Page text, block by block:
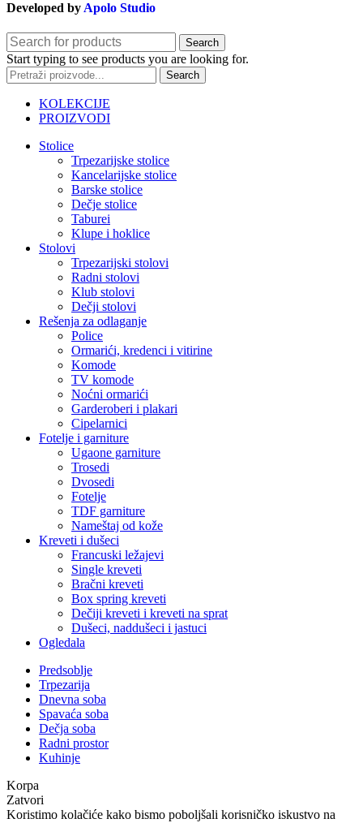
Developed by Apolo Studio
Search
Start typing to see products you are looking for.
Search
KOLEKCIJE
PROIZVODI
Stolice
Trpezarijske stolice
Kancelarijske stolice
Barske stolice
Dečje stolice
Taburei
Klupe i hoklice
Stolovi
Trpezarijski stolovi
Radni stolovi
Klub stolovi
Dečji stolovi
Rešenja za odlaganje
Police
Ormarići, kredenci i vitirine
Komode
TV komode
Noćni ormarići
Garderoberi i plakari
Cipelarnici
Fotelje i garniture
Ugaone garniture
Trosedi
Dvosedi
Fotelje
TDF garniture
Nameštaj od kože
Kreveti i dušeci
Francuski ležajevi
Single kreveti
Bračni kreveti
Box spring kreveti
Dečiji kreveti i kreveti na sprat
Dušeci, naddušeci i jastuci
Ogledala
Predsoblje
Trpezarija
Dnevna soba
Spavaća soba
Dečja soba
Radni prostor
Kuhinje
Koristimo kolačiće kako bismo poboljšali korisničko iskustvo na